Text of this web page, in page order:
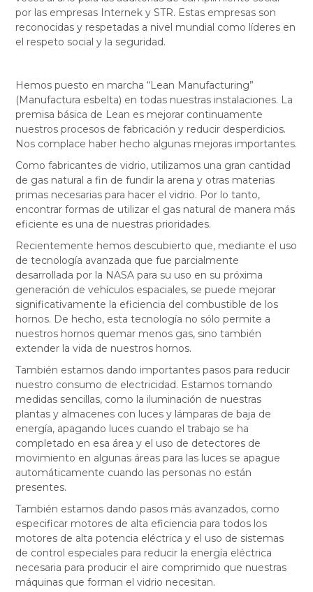
por las empresas Internek y STR. Estas empresas son
reconocidas y respetadas a nivel mundial como líderes en
el respeto social y la seguridad.
Hemos puesto en marcha “Lean Manufacturing”
(Manufactura esbelta) en todas nuestras instalaciones. La
premisa básica de Lean es mejorar continuamente
nuestros procesos de fabricación y reducir desperdicios.
Nos complace haber hecho algunas mejoras importantes.
Como fabricantes de vidrio, utilizamos una gran cantidad
de gas natural a fin de fundir la arena y otras materias
primas necesarias para hacer el vidrio. Por lo tanto,
encontrar formas de utilizar el gas natural de manera más
eficiente es una de nuestras prioridades.
Recientemente hemos descubierto que, mediante el uso
de tecnología avanzada que fue parcialmente
desarrollada por la NASA para su uso en su próxima
generación de vehículos espaciales, se puede mejorar
significativamente la eficiencia del combustible de los
hornos. De hecho, esta tecnología no sólo permite a
nuestros hornos quemar menos gas, sino también
extender la vida de nuestros hornos.
También estamos dando importantes pasos para reducir
nuestro consumo de electricidad. Estamos tomando
medidas sencillas, como la iluminación de nuestras
plantas y almacenes con luces y lámparas de baja de
energía, apagando luces cuando el trabajo se ha
completado en esa área y el uso de detectores de
movimiento en algunas áreas para las luces se apague
automáticamente cuando las personas no están
presentes.
También estamos dando pasos más avanzados, como
especificar motores de alta eficiencia para todos los
motores de alta potencia eléctrica y el uso de sistemas
de control especiales para reducir la energía eléctrica
necesaria para producir el aire comprimido que nuestras
máquinas que forman el vidrio necesitan.